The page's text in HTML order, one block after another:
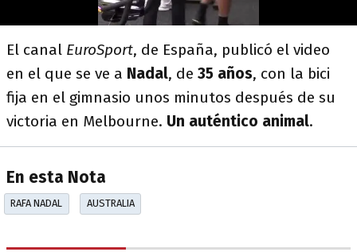
El canal EuroSport, de España, publicó el video
en el que se ve a Nadal, de 35 años, con la bici
fija en el gimnasio unos minutos después de su
victoria en Melbourne. Un auténtico animal.
En esta Nota
RAFA NADAL AUSTRALIA